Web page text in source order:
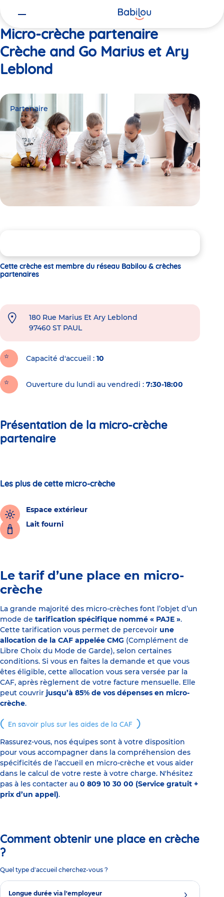
Micro-crèche partenaire
Crèche and Go Marius et Ary
Leblond
Partenaire
Cette crèche est membre du réseau Babilou & crèches
partenaires
180 Rue Marius Et Ary Leblond
97460 ST PAUL
Capacité d'accueil 10
Ouverture du lundi au vendredi : 7:30-18:00
Présentation de la micro-crèche
partenaire
Les plus de cette micro-crèche
Espace extérieur
Lait fourni
Le tarif d’une place en micro-
crèche
La grande majorité des micro-crèches font l’objet d’un
mode de tarification spécifique nommé « PAJE ».
Cette tarification vous permet de percevoir une
allocation de la CAF appelée CMG (Complément de
Libre Choix du Mode de Garde), selon certaines
conditions. Si vous en faites la demande et que vous
êtes éligible, cette allocation vous sera versée par la
CAF, après règlement de votre facture mensuelle. Elle
peut couvrir jusqu’à 85% de vos dépenses en micro-
crèche.
En savoir plus sur les aides de la CAF
Rassurez-vous, nos équipes sont à votre disposition
pour vous accompagner dans la compréhension des
spécificités de l’accueil en micro-crèche et vous aider
dans le calcul de votre reste à votre charge. N'hésitez
pas à les contacter au 0 809 10 30 00 (Service gratuit +
prix d’un appel).
Comment obtenir une place en crèche
?
Quel type d'accueil cherchez-vous ?
Longue durée via l'employeur